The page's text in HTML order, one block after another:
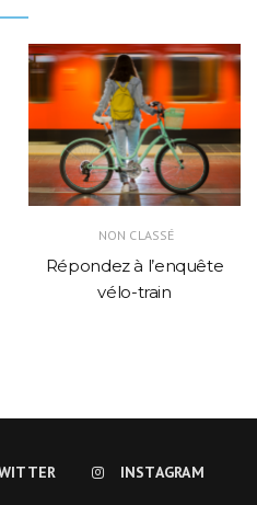
NON CLASSÉ
Répondez à l’enquête
vélo-train
INSTAGRAM